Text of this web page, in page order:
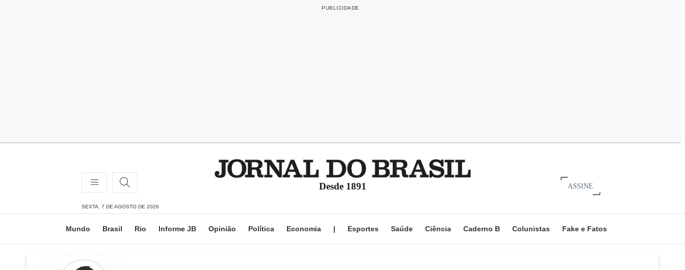
Desde 1891 ASSINE
SEXTA, 7 DE AGOSTO DE 2026
Mundo Brasil Rio Informe JB Opinião Política Economia | Esportes Saúde Ciência Caderno B Colunistas Fake e Fatos